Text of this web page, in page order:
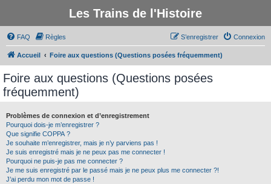
Les Trains de l'Histoire
FAQ Règles Connexion
S’enregistrer
Accueil Foire aux questions (Questions posées fréquemment)
Foire aux questions (Questions posées
fréquemment)
Problèmes de connexion et d’enregistrement
Pourquoi dois-je m’enregistrer ?
Que signifie COPPA ?
Je souhaite m’enregistrer, mais je n’y parviens pas !
Je suis enregistré mais je ne peux pas me connecter !
Pourquoi ne puis-je pas me connecter ?
Je me suis enregistré par le passé mais je ne peux plus me connecter ?!
J’ai perdu mon mot de passe !